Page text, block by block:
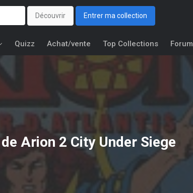
Découvrir Entrer ma collection
Quizz Achat/vente Top Collections Forum
Arion 2 City Under Siege